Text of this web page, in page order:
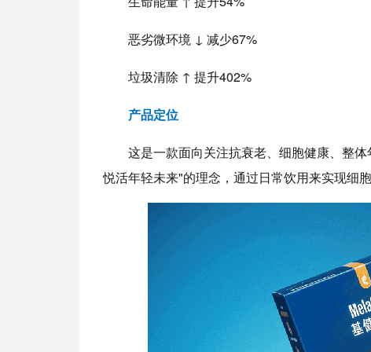
恶劣微环境 ↓ 减少67%
垃圾清除 ↑ 提升402%
产品定位
这是一款面向关注抗衰老、细胞健康、整
悦活年轻未来"的理念，通过日常饮用来实现细胞